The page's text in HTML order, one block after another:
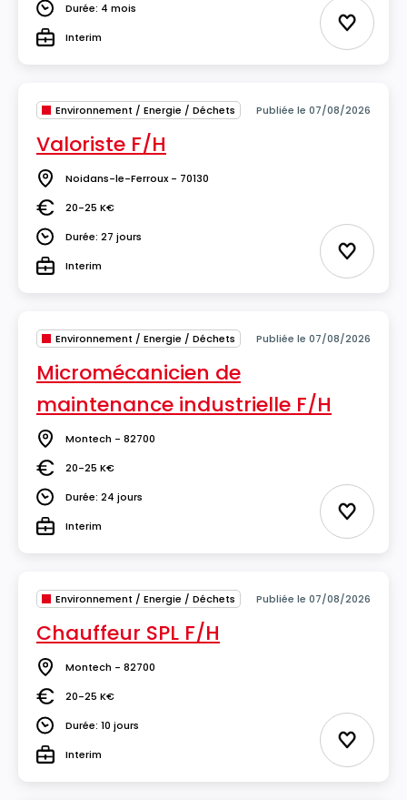
DuréeDurée: 4 mois
TypeInterim Ajouter
Environnement / Energie / Déchets Publiée le 07/08/2026
Valoriste F/H
Lieu Noidans-le-Ferroux - 70130
Salaire20-25 K€
DuréeDurée: 27 jours
TypeInterim Ajouter
Environnement / Energie / Déchets Publiée le 07/08/2026
Micromécanicien de
maintenance industrielle F/H
Lieu Montech - 82700
Salaire20-25 K€
DuréeDurée: 24 jours
TypeInterim Ajouter
Environnement / Energie / Déchets Publiée le 07/08/2026
Chauffeur SPL F/H
Lieu Montech - 82700
Salaire20-25 K€
DuréeDurée: 10 jours
TypeInterim Ajouter